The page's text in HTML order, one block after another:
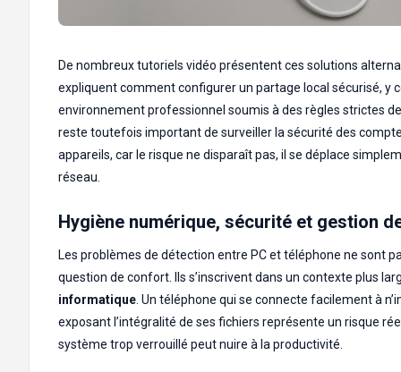
De nombreux tutoriels vidéo présentent ces solutions
expliquent comment configurer un partage local sécurisé, y
environnement professionnel soumis à des règles strictes
reste toutefois important de surveiller la sécurité des
appareils, car le risque ne disparaît pas, il se déplace
réseau.
Hygiène numérique, sécurité et gestion
Les problèmes de détection entre PC et téléphone ne sont
question de confort. Ils s’inscrivent dans un contexte plus
informatique . Un téléphone qui se connecte facilement à
exposant l’intégralité de ses fichiers représente un risque
système trop verrouillé peut nuire à la productivité.